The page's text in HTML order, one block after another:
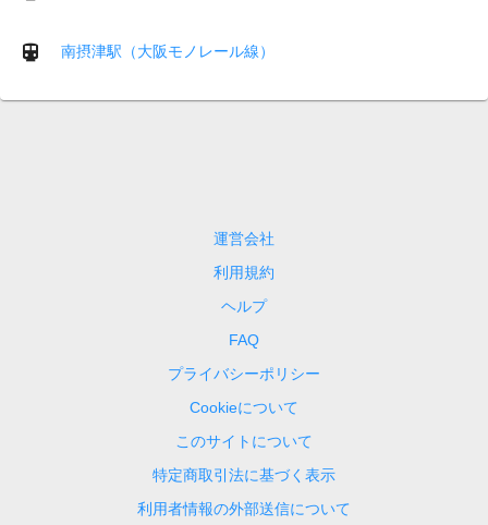
南摂津駅（大阪モノレール線）
運営会社
利用規約
ヘルプ
FAQ
プライバシーポリシー
Cookieについて
このサイトについて
特定商取引法に基づく表示
利用者情報の外部送信について